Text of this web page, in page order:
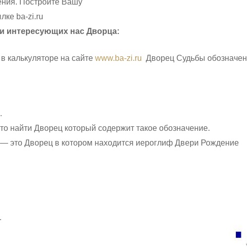
Постройте Вашу
ba-zi.ru
интересующих нас Дворца:
на сайте www.ba-zi.ru Дворец Судьбы обозначен
.
найти Дворец который содержит такое обозначение.
это Дворец в котором находится иероглиф Двери Рождение
.